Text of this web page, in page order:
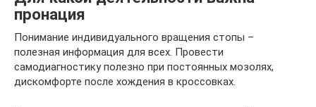
пронация
Понимание индивидуального вращения стопы –
полезная информация для всех. Провести
самодиагностику полезно при постоянных мозолях,
дискомфорте после хождения в кроссовках.